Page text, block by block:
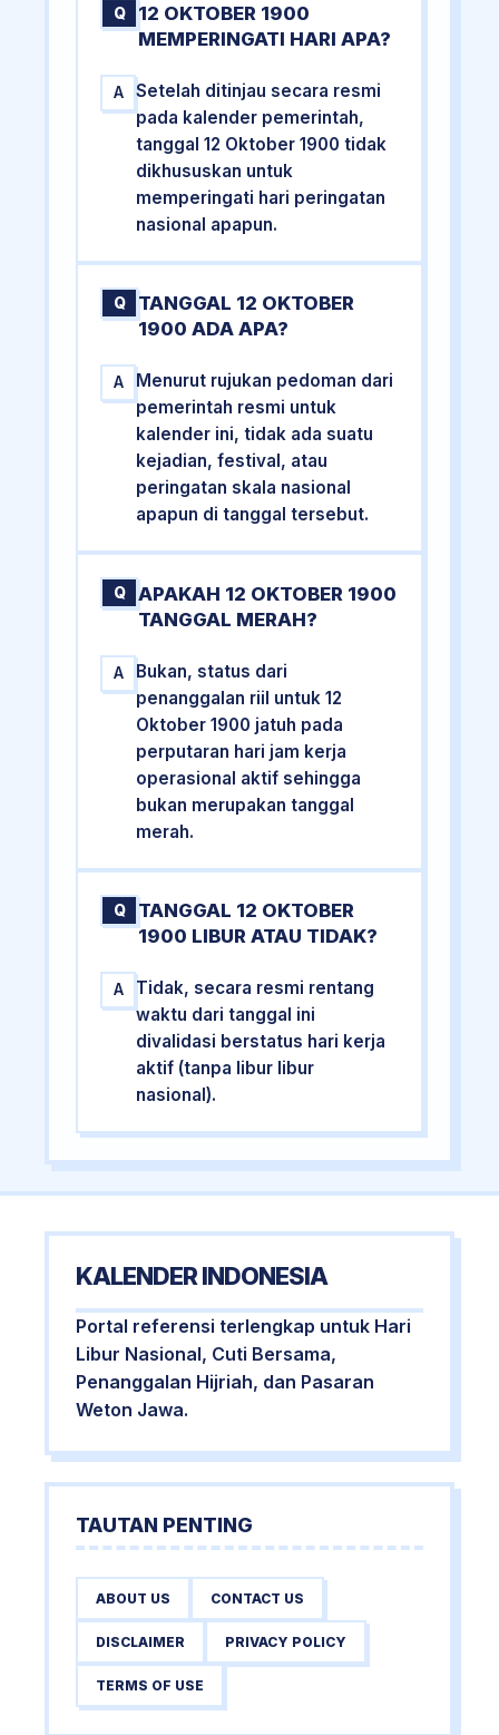
Q
12 OKTOBER 1900
MEMPERINGATI HARI APA?
A
Setelah ditinjau secara resmi
pada kalender pemerintah,
tanggal 12 Oktober 1900 tidak
dikhususkan untuk
memperingati hari peringatan
nasional apapun.
Q
TANGGAL 12 OKTOBER
1900 ADA APA?
A
Menurut rujukan pedoman dari
pemerintah resmi untuk
kalender ini, tidak ada suatu
kejadian, festival, atau
peringatan skala nasional
apapun di tanggal tersebut.
Q
APAKAH 12 OKTOBER 1900
TANGGAL MERAH?
A
Bukan, status dari
penanggalan riil untuk 12
Oktober 1900 jatuh pada
perputaran hari jam kerja
operasional aktif sehingga
bukan merupakan tanggal
merah.
Q
TANGGAL 12 OKTOBER
1900 LIBUR ATAU TIDAK?
A
Tidak, secara resmi rentang
waktu dari tanggal ini
divalidasi berstatus hari kerja
aktif (tanpa libur libur
nasional).
KALENDER INDONESIA
Portal referensi terlengkap untuk Hari
Libur Nasional, Cuti Bersama,
Penanggalan Hijriah, dan Pasaran
Weton Jawa.
TAUTAN PENTING
ABOUT US CONTACT US
DISCLAIMER PRIVACY POLICY
TERMS OF USE